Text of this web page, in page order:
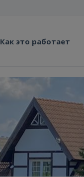
Как это работает